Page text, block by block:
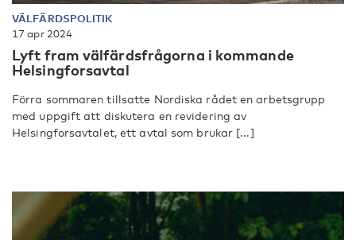
VÄLFÄRDSPOLITIK
17 apr 2024
Lyft fram välfärdsfrågorna i kommande
Helsingforsavtal
Förra sommaren tillsatte Nordiska rådet en arbetsgrupp
med uppgift att diskutera en revidering av
Helsingforsavtalet, ett avtal som brukar [...]